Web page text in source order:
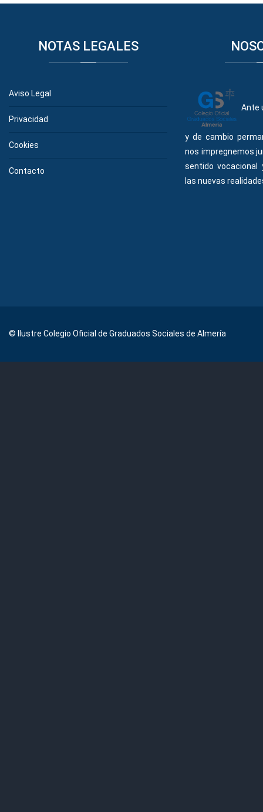
NOTASLEGALES
Aviso Legal
Privacidad
Cookies
Contacto
Ante
y de cambio
nos impregnemos
sentido
las nuevas
© Ilustre Colegio Oficial de Graduados Sociales de Almería